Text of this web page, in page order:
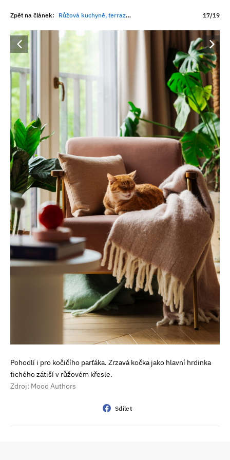
Zpět na článek: Růžová kuchyně, terrazzo a skrytý projektor: Když si kreativní pár vyžádá byt jako z filmu Wese Andersona 17/19
Pohodlí i pro kočičího parťáka. Zrzavá kočka jako hlavní hrdinka
tichého zátiší v růžovém křesle.
Zdroj: Mood Authors
Sdílet